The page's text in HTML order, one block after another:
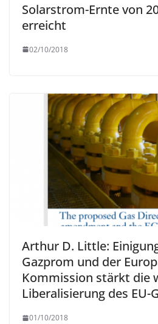
Solarstrom-Ernte von
erreicht
02/10/2018
Arthur D. Little:
Gazprom und der
Kommission stärkt die
Liberalisierung des EU-
01/10/2018